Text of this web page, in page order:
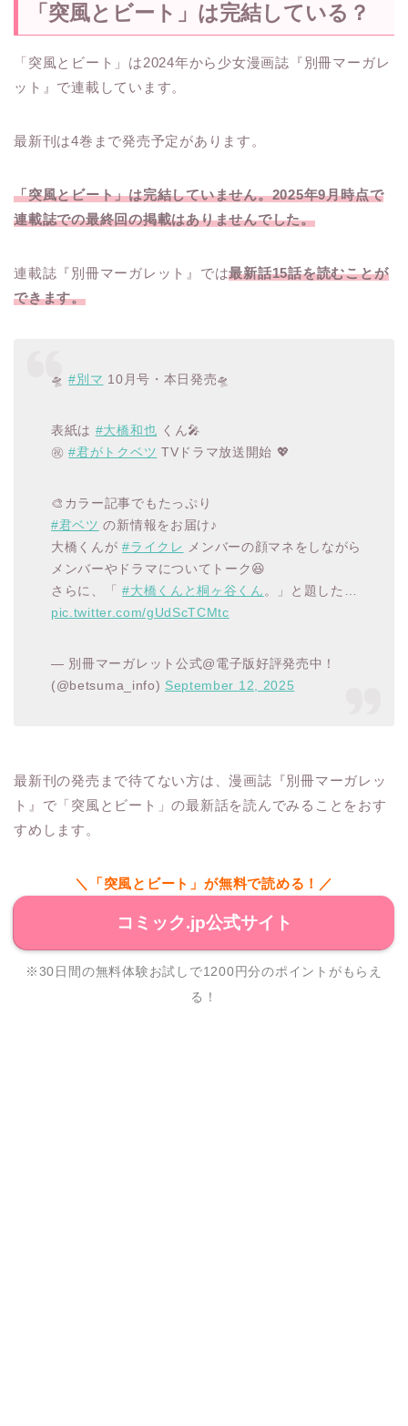
「突風とビート」は完結している？
「突風とビート」は2024年から少女漫画誌『別冊マーガレ
ット』で連載しています。
最新刊は4巻まで発売予定があります。
「突風とビート」は完結していません。2025年9月時点で
連載誌での最終回の掲載はありませんでした。
連載誌『別冊マーガレット』では最新話15話を読むことが
できます。
🛸#別マ 10月号・本日発売🛸
表紙は #大橋和也 くん🎤
㊗️#君がトクベツ TVドラマ放送開始 💖
🎨カラー記事でもたっぷり
#君ベツ の新情報をお届け♪
大橋くんが#ライクレ
メンバーの顔マネをしながら
メンバーやドラマについてトーク😆
さらに、「#大橋くんと桐ヶ谷くん 。」と題した…
pic.twitter.com/gUdScTCMtc
— 別冊マーガレット公式@電子版好評発売中！
(@betsuma_info) September 12, 2025
最新刊の発売まで待てない方は、漫画誌『別冊マーガレッ
ト』で「突風とビート」の最新話を読んでみることをおす
すめします。
＼「突風とビート」が無料で読める！／
コミック.jp公式サイト
※30日間の無料体験お試しで1200円分のポイントがもらえ
る！